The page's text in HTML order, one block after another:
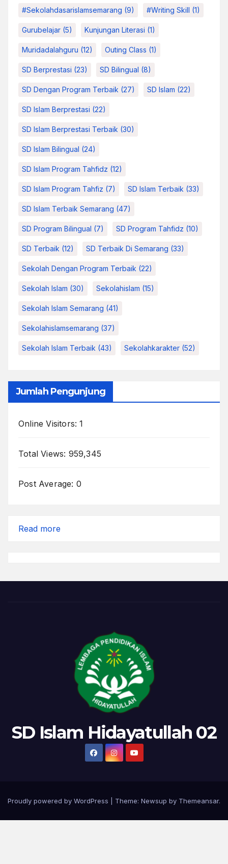
#sekolahdasarislamsemarang (9) #Writing Skill (1)
Gurubelajar (5) Kunjungan Literasi (1)
Muridadalahguru (12) Outing Class (1)
SD Berprestasi (23) SD Bilingual (8)
SD Dengan Program Terbaik (27) SD Islam (22)
SD Islam Berprestasi (22)
SD Islam Berprestasi Terbaik (30)
SD Islam Bilingual (24)
SD Islam Program Tahfidz (12)
SD Islam Program Tahfiz (7) SD Islam Terbaik (33)
SD Islam Terbaik Semarang (47)
SD Program Bilingual (7) SD Program Tahfidz (10)
SD Terbaik (12) SD Terbaik Di Semarang (33)
Sekolah Dengan Program Terbaik (22)
Sekolah Islam (30) Sekolahislam (15)
Sekolah Islam Semarang (41)
Sekolahislamsemarang (37)
Sekolah Islam Terbaik (43) Sekolahkarakter (52)
Jumlah Pengunjung
Online Visitors:1
Total Views: 959,345
Post Average: 0
Read more
SD Islam Hidayatullah 02
Proudly powered by WordPress Theme: Newsup by Themeansar.